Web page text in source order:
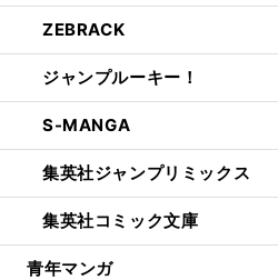
ZEBRACK
ジャンプルーキー！
S-MANGA
集英社ジャンプリミックス
集英社コミック文庫
青年マンガ